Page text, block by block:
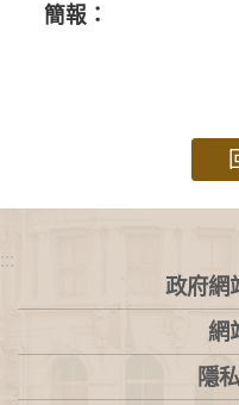
簡報：
:::
政府網
網
隱